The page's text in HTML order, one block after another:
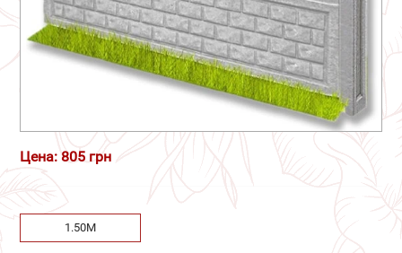
Цена: 805 грн
1.50М